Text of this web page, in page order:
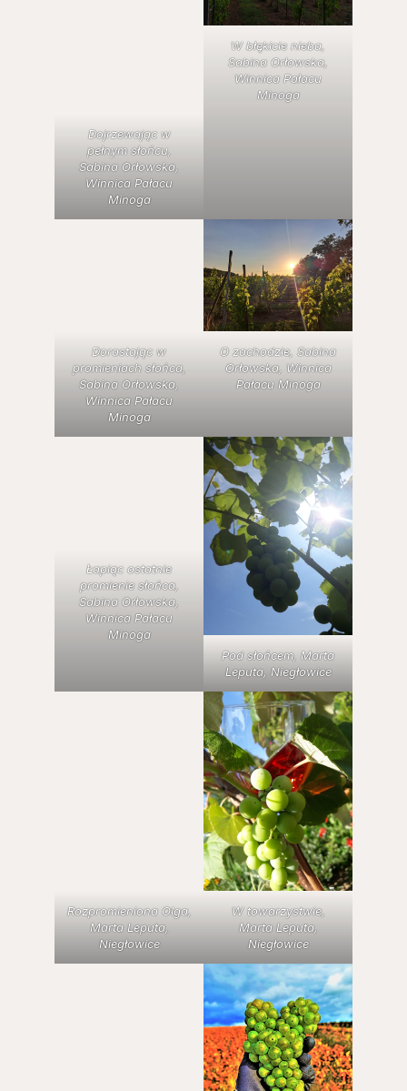
Dojrzewając w
pełnym słońcu,
Sabina Orłowska,
Winnica Pałacu
Minoga
W błękicie nieba,
Sabina Orłowska,
Winnica Pałacu
Minoga
Dorastając w
promieniach słońca,
Sabina Orłowska,
Winnica Pałacu
Minoga
O zachodzie, Sabina
Orłowska, Winnica
Pałacu Minoga
Łapiąc ostatnie
promienie słońca,
Sabina Orłowska,
Winnica Pałacu
Minoga
Pod słońcem, Marta
Leputa, Niegłowice
Rozpromieniona Olga,
Marta Leputa,
Niegłowice
W towarzystwie,
Marta Leputa,
Niegłowice